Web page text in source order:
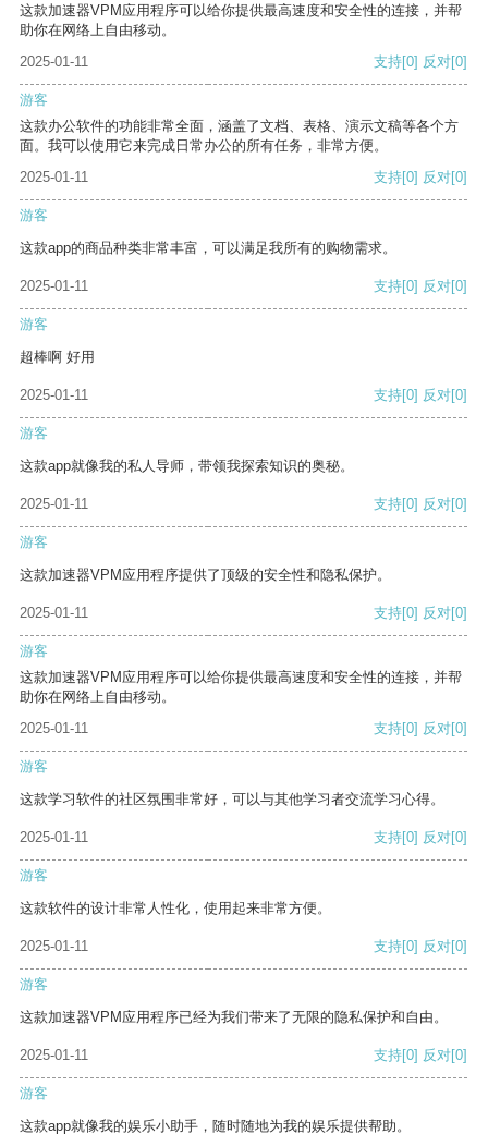
这款加速器VPM应用程序可以给你提供最高速度和安全性的连接，并帮
助你在网络上自由移动。
2025-01-11
支持[0] 反对[0]
游客
这款办公软件的功能非常全面，涵盖了文档、表格、演示文稿等各个方
面。我可以使用它来完成日常办公的所有任务，非常方便。
2025-01-11
支持[0] 反对[0]
游客
这款app的商品种类非常丰富，可以满足我所有的购物需求。
2025-01-11 支持[0] 反对[0]
游客
超棒啊 好用
2025-01-11 支持[0] 反对[0]
游客
这款app就像我的私人导师，带领我探索知识的奥秘。
2025-01-11 支持[0] 反对[0]
游客
这款加速器VPM应用程序提供了顶级的安全性和隐私保护。
2025-01-11 支持[0] 反对[0]
游客
这款加速器VPM应用程序可以给你提供最高速度和安全性的连接，并帮
助你在网络上自由移动。
2025-01-11
支持[0] 反对[0]
游客
这款学习软件的社区氛围非常好，可以与其他学习者交流学习心得。
2025-01-11 支持[0] 反对[0]
游客
这款软件的设计非常人性化，使用起来非常方便。
2025-01-11 支持[0] 反对[0]
游客
这款加速器VPM应用程序已经为我们带来了无限的隐私保护和自由。
2025-01-11 支持[0] 反对[0]
游客
这款app就像我的娱乐小助手，随时随地为我的娱乐提供帮助。